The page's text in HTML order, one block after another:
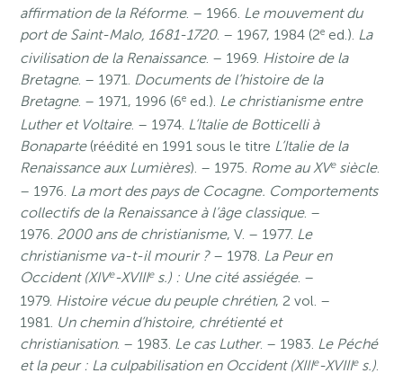
affirmation de la Réforme. – 1966. Le mouvement du
port de Saint-Malo, 1681-1720. – 1967, 1984 (2e ed.). La
civilisation de la Renaissance. – 1969. Histoire de la
Bretagne. – 1971. Documents de l’histoire de la
Bretagne. – 1971, 1996 (6e ed.). Le christianisme entre
Luther et Voltaire. – 1974. L’Italie de Botticelli à
Bonaparte(réédité en 1991 sous le titre L’Italie de la
Renaissance aux Lumières). – 1975. Rome au XVesiècle.
– 1976. La mort des pays de Cocagne. Comportements
collectifs de la Renaissance à l’âge classique. –
1976. 2000 ans de christianisme, V. – 1977. Le
christianisme va-t-il mourir ?– 1978. La Peur en
Occident (XIVe-XVIIIes.) : Une cité assiégée. –
1979. Histoire vécue du peuple chrétien, 2 vol. –
1981. Un chemin d’histoire, chrétienté et
christianisation. – 1983. Le cas Luther. – 1983. Le Péché
et la peur : La culpabilisation en Occident (XIIIe-XVIIIes.).